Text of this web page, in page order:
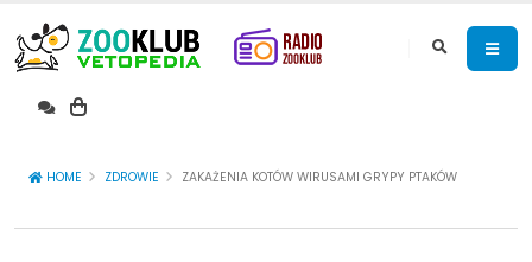
HOME ZDROWIE ZAKAŻENIA KOTÓW WIRUSAMI GRYPY PTAKÓW